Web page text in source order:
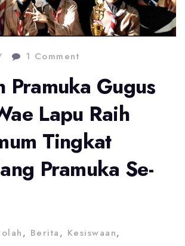
PMM
1 Comment
Pramuka Gugus
Lapu Raih
Tingkat
Pramuka Se-
, Berita, Kesiswaan,